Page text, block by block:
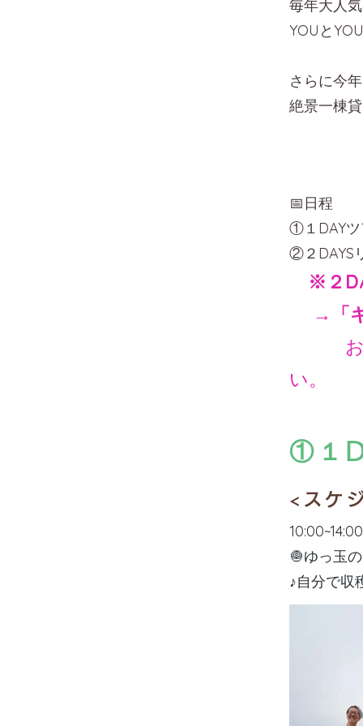
毎年大人
YOUと
さらに今
絶景一棟
📅日程
①１DAY
②２DAYS
※２
→「キ
お申
い。
①１
<スケ
🧅ゆっ玉
♪自分で収